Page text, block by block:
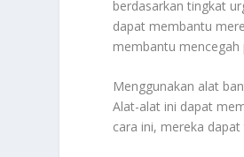
berdasarkan tingkat
dapat membantu
membantu mencegah
Menggunakan alat
Alat-alat ini dapat
cara ini, mereka